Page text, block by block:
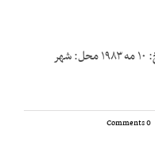
روایت کننده: آقای همایون کاتوزیان تاریخ: ۱۰ مه ۱۹۸۳ محل: شهر
0 Comments